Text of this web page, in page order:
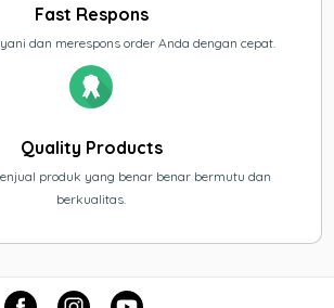
Fast Respons
dan merespons order Anda dengan cepat.
Quality Products
produk yang benar benar bermutu dan
berkualitas.